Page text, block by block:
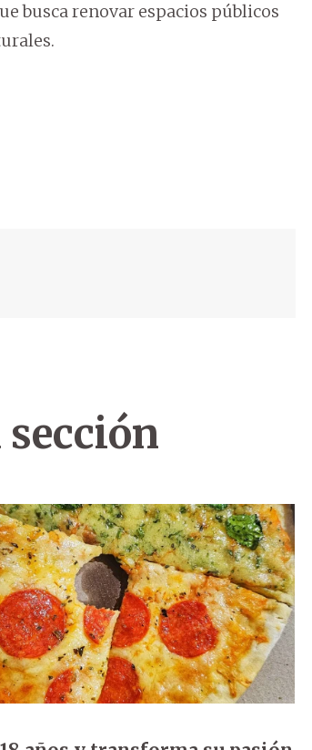
busca renovar espacios públicos